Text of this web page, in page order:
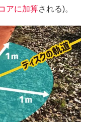
アに加算される)。